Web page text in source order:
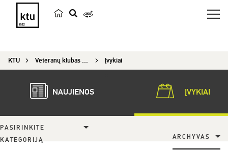
e
k
KTU Veteranų klubas „Emeritus“ Įvykiai
NAUJIENOS ĮVYKIAI
PASIRINKITE
KATEGORIJĄ
ARCHYVAS